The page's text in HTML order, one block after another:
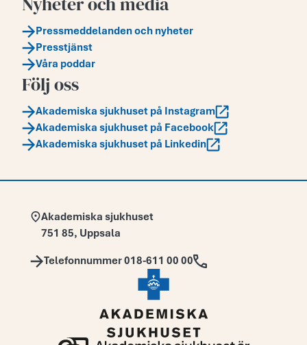
Pressmeddelanden och nyheter
Presstjänst
Våra poddar
Följ oss
Akademiska sjukhuset på Instagram
Akademiska sjukhuset på Facebook
Akademiska sjukhuset på Linkedin
Adress:
Akademiska sjukhuset
751 85, Uppsala
Telefon:
Telefonnummer 018-611 00 00